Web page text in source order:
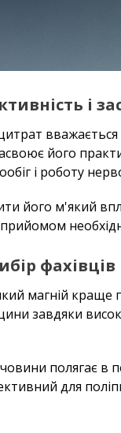
і
його
і роботу
його м'який
фахівців
магній краще
завдяки
полягає в
для